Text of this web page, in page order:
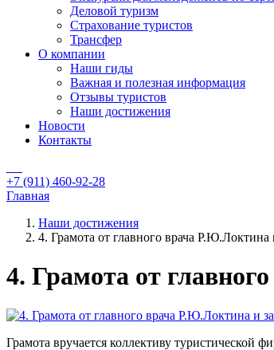
Деловой туризм
Страхование туристов
Трансфер
О компании
Наши гиды
Важная и полезная информация
Отзывы туристов
Наши достижения
Новости
Контакты
+7 (911) 460-92-28
Главная
Наши достижения
4. Грамота от главного врача Р.Ю.Локтина
4. Грамота от
Грамота вручается коллективу туристической